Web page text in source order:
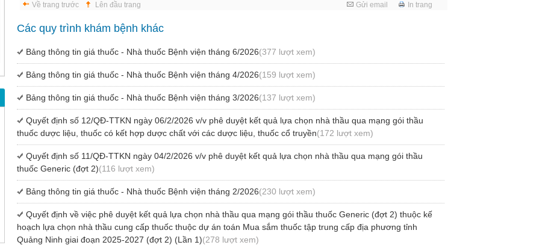
Về trang trước Lên đầu trang Gửi email In trang
Các quy trình khám bệnh khác
Bảng thông tin giá thuốc - Nhà thuốc Bệnh viện tháng 6/2026(377 lượt xem)
Bảng thông tin giá thuốc - Nhà thuốc Bệnh viện tháng 4/2026(159 lượt xem)
Bảng thông tin giá thuốc - Nhà thuốc Bệnh viện tháng 3/2026(137 lượt xem)
Quyết định số 12/QĐ-TTKN ngày 06/2/2026 v/v phê duyệt kết quả lựa chọn nhà thầu qua mạng gói thầu
thuốc dược liệu, thuốc có kết hợp dược chất với các dược liệu, thuốc cổ truyền(172 lượt xem)
Quyết định số 11/QĐ-TTKN ngày 04/2/2026 v/v phê duyệt kết quả lựa chọn nhà thầu qua mạng gói thầu
thuốc Generic (đợt 2)(116 lượt xem)
Bảng thông tin giá thuốc - Nhà thuốc Bệnh viện tháng 2/2026(230 lượt xem)
Quyết định về việc phê duyệt kết quả lựa chọn nhà thầu qua mạng gói thầu thuốc Generic (đợt 2) thuộc kế
hoạch lựa chọn nhà thầu cung cấp thuốc thuộc dự án toán Mua sắm thuốc tập trung cấp địa phương tỉnh
Quảng Ninh giai đoạn 2025-2027 (đợt 2) (Lần 1)(278 lượt xem)